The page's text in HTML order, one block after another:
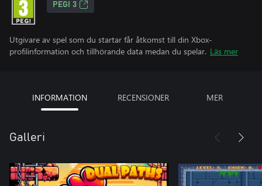
PEGI 3
Utgivare av spel som du startar får åtkomst till din Xbox-
profilinformation och tillhörande data medan du spelar. Läs mer
INFORMATION RECENSIONER MER
Galleri